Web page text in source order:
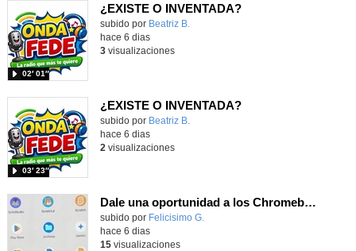
¿EXISTE O INVENTADA?
Contenido educativo.
subido por Beatriz B.
02′ 01″
hace 6 dias
3visualizaciones
¿EXISTE O INVENTADA?
Contenido educativo.
subido por Beatriz B.
03′ 23″
hace 6 dias
2 visualizaciones
Dale una oportunidad a los Chromebooks y utiliza un proyector para realizar talleres si no tienes pantallas táctiles
Contenido educativo.
subido por Felicisimo G.
hace 6 dias
15visualizaciones